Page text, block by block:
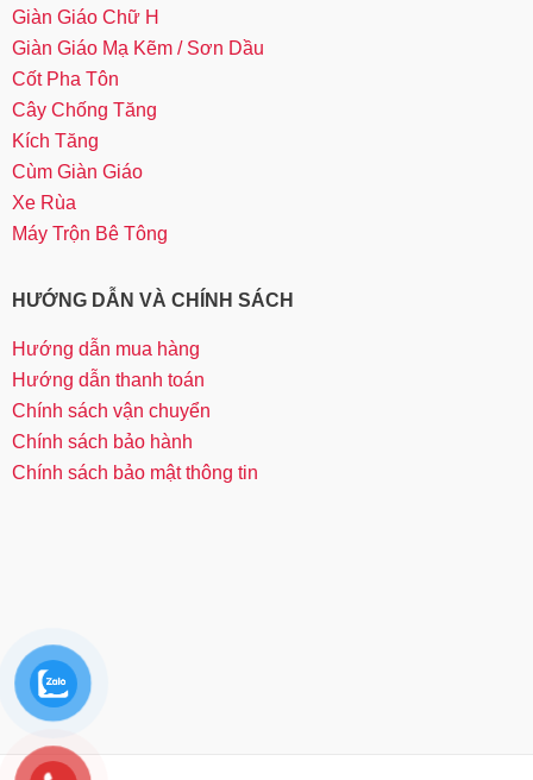
Giàn Giáo Chữ H
Giàn Giáo Mạ Kẽm / Sơn Dầu
Cốt Pha Tôn
Cây Chống Tăng
Kích Tăng
Cùm Giàn Giáo
Xe Rùa
Máy Trộn Bê Tông
HƯỚNG DẪN VÀ CHÍNH SÁCH
Hướng dẫn mua hàng
Hướng dẫn thanh toán
Chính sách vận chuyển
Chính sách bảo hành
Chính sách bảo mật thông tin